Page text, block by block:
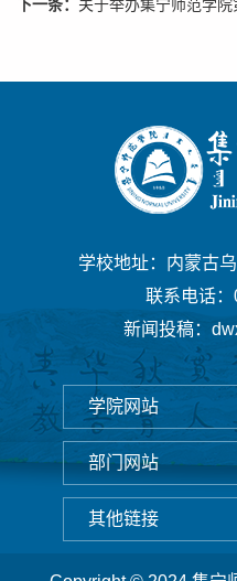
下一条： 关于举办集宁师范学
学校地址：内蒙古
联系电话
新闻投稿：
学院网站
部门网站
其他链接